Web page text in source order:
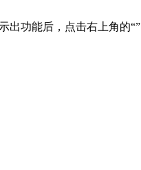
出功能后，点击右上角的“”